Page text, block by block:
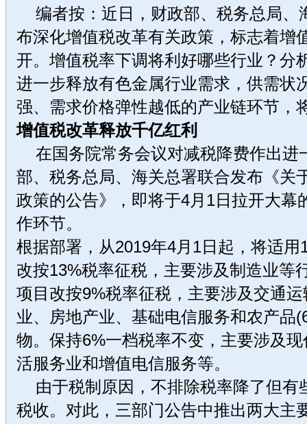
编者按：近日，财政部、税务总局、
布深化增值税改革有关政策，标志着增
开。增值税率下调将利好哪些行业？分
进一步释放有色金属行业需求，供需状
强、需求价格弹性越低的产业链环节，
增值税改革释放千亿红利
在国务院常务会议对减税降费作出进
部、税务总局、海关总署联合发布《关
政策的公告》，即将于4月1日拉开大幕
作环节。
根据部署，从2019年4月1日起，将适
改按13%税率征税，主要涉及制造业等
项目改按9%税率征税，主要涉及交通
业、房地产业、基础电信服务和农产品
物。保持6%一档税率不变，主要涉及
活服务业和增值电信服务等。
由于税制原因，不排除税率降了但有
税收。对此，三部门公告中推出两大主